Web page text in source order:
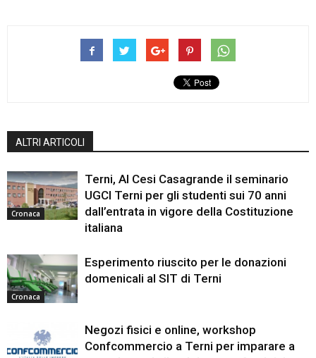
ALTRI ARTICOLI
Cronaca
Terni, Al Cesi Casagrande il seminario
UGCI Terni per gli studenti sui 70 anni
dall’entrata in vigore della Costituzione
italiana
Cronaca
Esperimento riuscito per le donazioni
domenicali al SIT di Terni
Negozi fisici e online, workshop
Confcommercio a Terni per imparare a